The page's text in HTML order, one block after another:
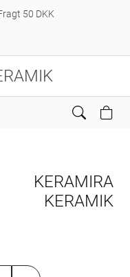
50 DKK
KERAMIRA
KERAMIK